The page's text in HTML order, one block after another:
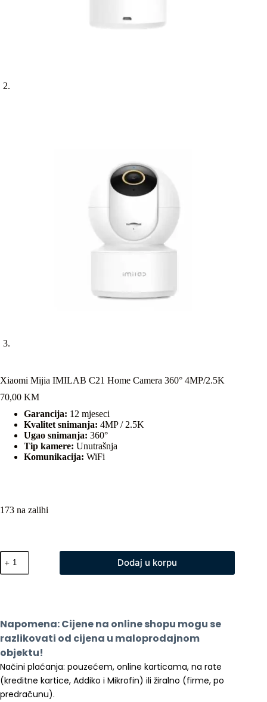
Xiaomi Mijia IMILAB C21 Home Camera 360° 4MP/2.5K
70,00 KM
Garancija: 12 mjeseci
Kvalitet snimanja: 4MP / 2.5K
Ugao snimanja: 360°
Tip kamere: Unutrašnja
Komunikacija: WiFi
173 na zalihi
Xiaomi
Mijia
IMILAB
4MP/2.5K
količina
Dodaj u korpu
Napomena: Cijene na online shopu mogu se
razlikovati od cijena u maloprodajnom
objektu!
Načini plaćanja: pouzećem, online karticama, na rate
(kreditne kartice, Addiko i Mikrofin) ili žiralno (firme, po
predračunu).